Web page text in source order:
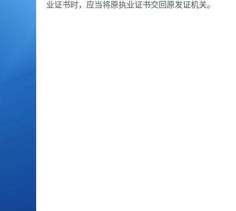
业证书时，应当将原执业证书交回原发证机关。